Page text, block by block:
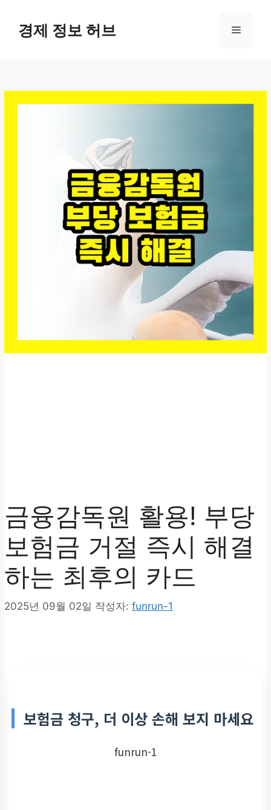
경제 정보 허브 메
금융감독원 활용! 부당
보험금 거절 즉시 해결
하는 최후의 카드
2025년 09월 02일 작성자: funrun-1
보험금 청구, 더 이상 손해 보지 마세요
funrun-1